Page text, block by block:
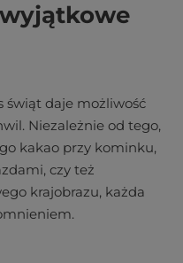
świąt daje możliwość
Niezależnie od tego,
kakao przy kominku,
czy też
krajobrazu, każda